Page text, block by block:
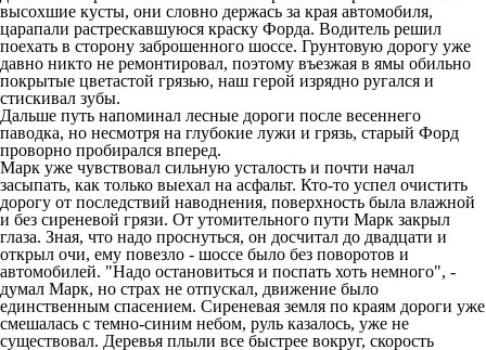
высохшие кусты, они словно держась за края автомобиля,
царапали растрескавшуюся краску Форда. Водитель решил
поехать в сторону заброшенного шоссе. Грунтовую дорогу уже
давно никто не ремонтировал, поэтому въезжая в ямы обильно
покрытые цветастой грязью, наш герой изрядно ругался и
стискивал зубы.
Дальше путь напоминал лесные дороги после весеннего
паводка, но несмотря на глубокие лужи и грязь, старый Форд
проворно пробирался вперед.
Марк уже чувствовал сильную усталость и почти начал
засыпать, как только выехал на асфальт. Кто-то успел очистить
дорогу от последствий наводнения, поверхность была влажной
и без сиреневой грязи. От утомительного пути Марк закрыл
глаза. Зная, что надо проснуться, он досчитал до двадцати и
открыл очи, ему повезло - шоссе было без поворотов и
автомобилей. "Надо остановиться и поспать хоть немного", -
думал Марк, но страх не отпускал, движение было
единственным спасением. Сиреневая земля по краям дороги уже
смешалась с темно-синим небом, руль казалось, уже не
существовал. Деревья плыли все быстрее вокруг, скорость